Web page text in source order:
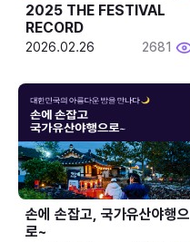
2025 THE FESTIVAL
RECORD
2026.02.26 2681
손에 손잡고, 국가유산야행으
로~